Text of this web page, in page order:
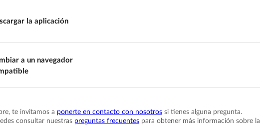
la aplicación
a un navegador
te invitamos a ponerte en contacto con nosotros si tienes alguna pregunta.
consultar nuestras preguntas frecuentes para obtener más información sobre la